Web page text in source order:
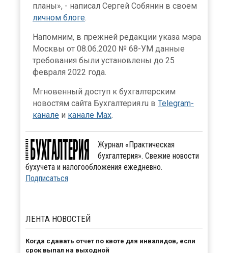
планы», - написал Сергей Собянин в своем
личном блоге.
Напомним, в прежней редакции указа мэра
Москвы от 08.06.2020 № 68-УМ данные
требования были установлены до 25
февраля 2022 года.
Мгновенный доступ к бухгалтерским
новостям сайта Бухгалтерия.ru в Telegram-
канале и канале Max.
Журнал «Практическая
бухгалтерия». Свежие новости
бухучета и налогообложения ежедневно.
Подписаться
ЛЕНТА НОВОСТЕЙ
Когда сдавать отчет по квоте для инвалидов, если
срок выпал на выходной